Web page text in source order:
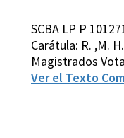
SCBA LP P
Carátula: R. ,M.
Magistrados
Ver el Texto